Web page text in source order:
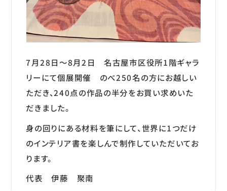
7月28日～8月2日 名古屋市区役所1階ギャラ
リーにて個展開催 のべ250名の方にお越しい
ただき、240点の作品の半分をお買い求めいた
だきました。
身の回りにある材料を筆にして、世界に1つだけ
のインテリア書を楽しんで制作していただいてお
ります。
代表 伊藤 聚南